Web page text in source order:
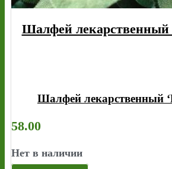
Шалфей лекарственный
Шалфей лекарственный
58.00
Нет в наличии